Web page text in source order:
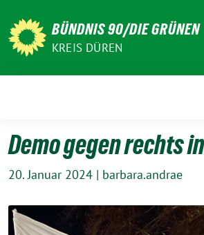
zum
Inhalt
BÜNDNIS 90/DIE GRÜNEN
KREIS DÜREN
Demo gegen rechts
20. Januar 2024 | barbara.andrae